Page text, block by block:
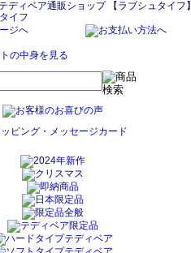
ディベア通販ショップ 【ラブシュタイフ】